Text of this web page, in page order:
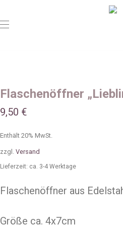
Flaschenöffner
9,50 €
Enthält 20% MwSt.
zzgl. Versand
Lieferzeit: ca. 3-4 Werktage
Flaschenöffner aus
Größe ca. 4x7cm